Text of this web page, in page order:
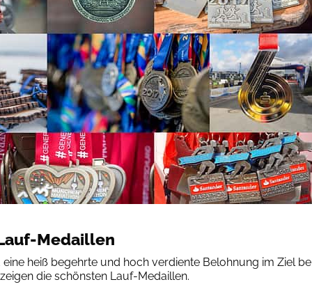
Medaillen
eine heiß begehrte und hoch verdiente Belohnung im Ziel
die schönsten Lauf-Medaillen.